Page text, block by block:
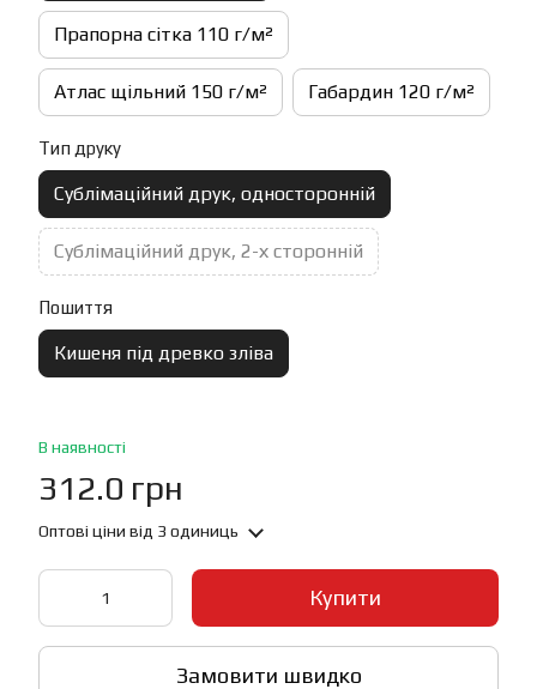
Прапорна сітка 110 г/м²
Атлас щільний 150 г/м² Габардин 120 г/м²
Тип друку
Сублімаційний друк, односторонній
Сублімаційний друк, 2-х сторонній
Пошиття
Кишеня під древко зліва
В наявності
312.0 грн
Оптові ціни від 3 одиниць
Купити
Замовити швидко